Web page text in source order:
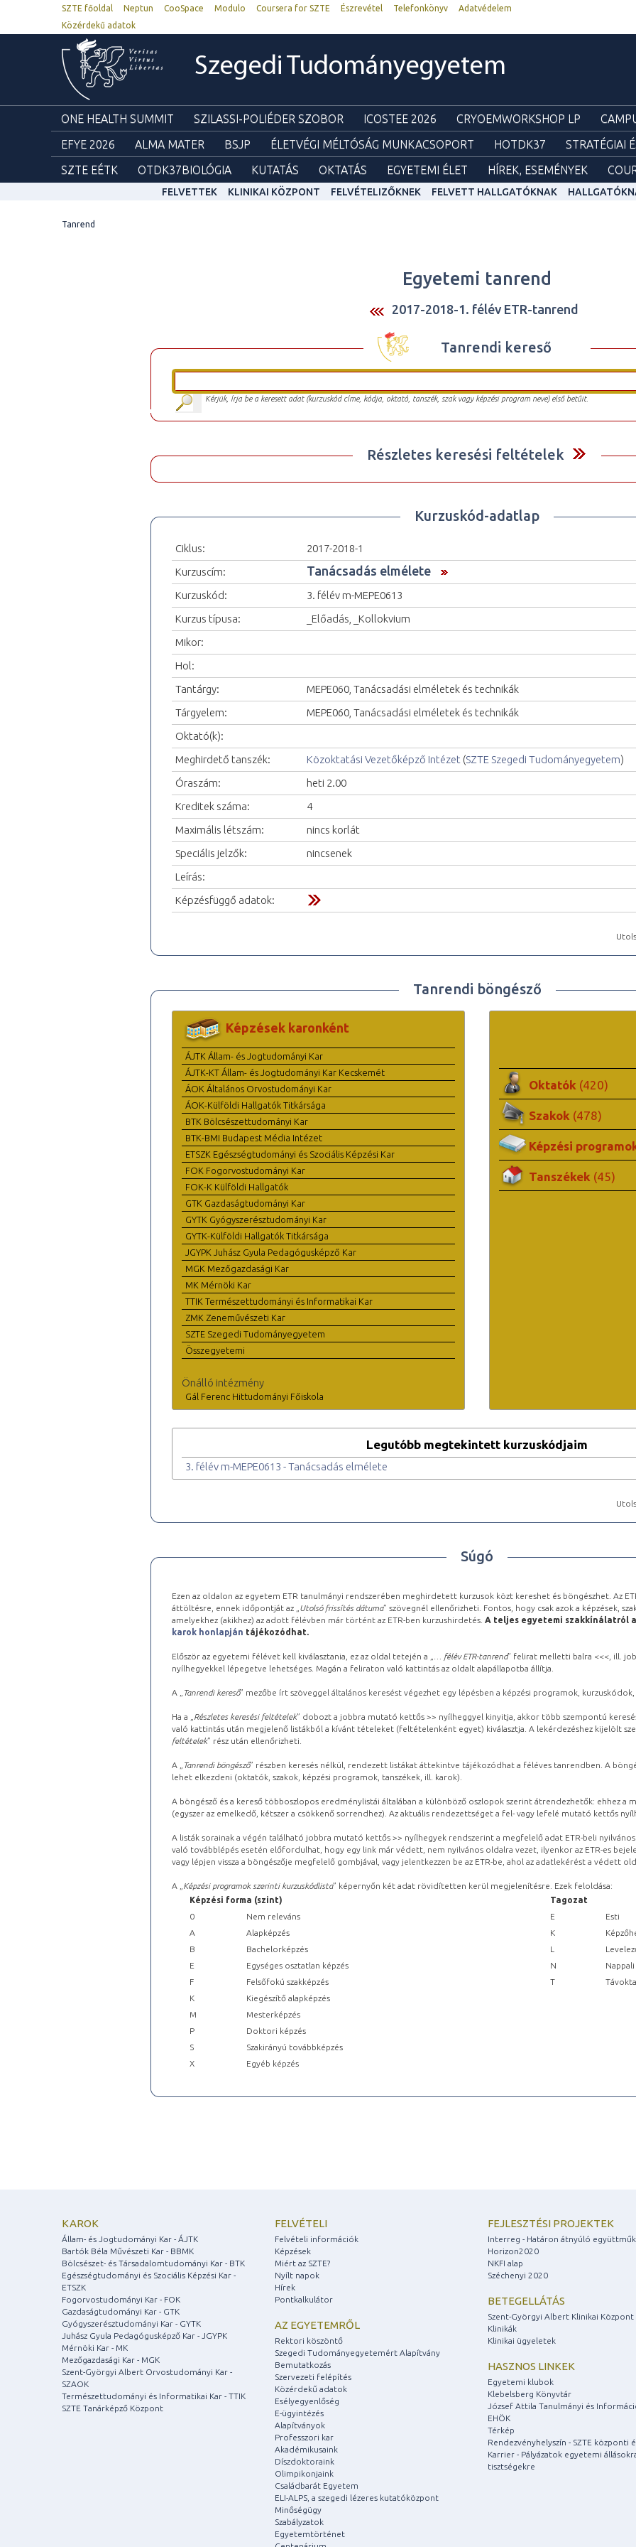
SZTE főoldal Neptun CooSpace Modulo Coursera for SZTE Észrevétel Telefonkönyv
Adatvédelem
Közérdekű adatok
Szegedi Tudományegyetem
ONE HEALTH SUMMIT SZILASSI-POLIÉDER SZOBOR ICOSTEE 2026 CRYOEMWORKSHOP LP
EFYE 2026
ALMA MATER BSJP ÉLETVÉGI MÉLTÓSÁG MUNKACSOPORT HOTDK37 STRATÉGIAI
SZTE EÉTK
OTDK37BIOLÓGIA KUTATÁS OKTATÁS EGYETEMI ÉLET HÍREK, ESEMÉNYEK
FELVETTEK KLINIKAI KÖZPONT FELVÉTELIZŐKNEK FELVETT HALLGATÓKNAK
Tanrend
Egyetemi tanrend
2017-2018-1. félév ETR-tanrend
Tanrendi kereső
Kérjük, írja be a keresett adat (kurzuskód címe, kódja, oktató, tanszék, szak vagy képzési program neve) első betűit.
Részletes keresési feltételek
Kurzuskód-adatlap
Ciklus:
2017-2018-1
Kurzuscím:
Tanácsadás elmélete
Kurzuskód:
3. félév m-MEPE0613
Kurzus típusa:
_Előadás, _Kollokvium
Mikor:
Hol:
Tantárgy:
MEPE060, Tanácsadási elméletek és technikák
Tárgyelem:
MEPE060, Tanácsadási elméletek és technikák
Oktató(k):
Meghirdető tanszék:
Közoktatási Vezetőképző Intézet (SZTE Szegedi Tudományegyetem)
Óraszám:
heti 2.00
Kreditek száma:
4
Maximális létszám:
nincs korlát
Speciális jelzők:
nincsenek
Leírás:
Képzésfüggő adatok:
Tanrendi böngésző
Képzések karonként
ÁJTK Állam- és Jogtudományi Kar
ÁJTK-KT Állam- és Jogtudományi Kar Kecskemét
ÁOK Általános Orvostudományi Kar
ÁOK-Külföldi Hallgatók Titkársága
BTK Bölcsészettudományi Kar
BTK-BMI Budapest Média Intézet
ETSZK Egészségtudományi és Szociális Képzési Kar
FOK Fogorvostudományi Kar
FOK-K Külföldi Hallgatók
GTK Gazdaságtudományi Kar
GYTK Gyógyszerésztudományi Kar
GYTK-Külföldi Hallgatók Titkársága
JGYPK Juhász Gyula Pedagógusképző Kar
MGK Mezőgazdasági Kar
MK Mérnöki Kar
TTIK Természettudományi és Informatikai Kar
ZMK Zeneművészeti Kar
SZTE Szegedi Tudományegyetem
Összegyetemi
Önálló intézmény
Gál Ferenc Hittudományi Főiskola
Oktatók (420)
Szakok (478)
Képzési
Tanszékek (45)
Legutóbb megtekintett kurzuskódjaim
3. félév m-MEPE0613 - Tanácsadás elmélete
Súgó
Ezen az oldalon az egyetem ETR tanulmányi rendszerében meghirdetett kurzusok közt kereshet és böngészhet. Az
áttöltésre, ennek időpontját az „ Utolsó frissítés dátuma” szövegnél ellenőrizheti. Fontos, hogy csak azok a képzések,
amelyekhez (akikhez) az adott félévben már történt az ETR-ben kurzushirdetés. A teljes egyetemi szakkínálatról a
karok honlapján tájékozódhat.
Először az egyetemi félévet kell kiválasztania, ez az oldal tetején a „ … félév ETR-tanrend” felirat melletti balra <<<, ill.
nyílhegyekkel lépegetve lehetséges. Magán a feliraton való kattintás az oldalt alapállapotba állítja.
A „ Tanrendi kereső” mezőbe írt szöveggel általános keresést végezhet egy lépésben a képzési programok,
Ha a „ Részletes keresési feltételek” dobozt a jobbra mutató kettős >> nyílheggyel kinyitja, akkor több szempontú
való kattintás után megjelenő listákból a kívánt tételeket (feltételenként egyet) kiválasztja. A lekérdezéshez kijelölt
feltételek” rész után ellenőrizheti.
A „ Tanrendi böngésző” részben keresés nélkül, rendezett listákat áttekintve tájékozódhat a féléves tanrendben. A
lehet elkezdeni (oktatók, szakok, képzési programok, tanszékek, ill. karok).
A böngésző és a kereső többoszlopos eredménylistái általában a különböző oszlopok szerint átrendezhetők: ehhez a
(egyszer az emelkedő, kétszer a csökkenő sorrendhez). Az aktuális rendezettséget a fel- vagy lefelé mutató kettős
A listák sorainak a végén található jobbra mutató kettős >> nyílhegyek rendszerint a megfelelő adat ETR-beli
való továbblépés esetén előfordulhat, hogy egy link már védett, nem nyilvános oldalra vezet, ilyenkor az ETR-es
vagy lépjen vissza a böngészője megfelelő gombjával, vagy jelentkezzen be az ETR-be, ahol az adatlekérést a védett
A „ Képzési programok szerinti kurzuskódlista” képernyőn két adat rövidítetten kerül megjelenítésre. Ezek feloldása:
Képzési forma (szint)
Tagozat
0
Nem releváns E
Esti
A
Alapképzés K
B
Bachelorképzés L
E
Egységes osztatlan képzés N
Nappali
F
Felsőfokú szakképzés T
K
Kiegészítő alapképzés
M
Mesterképzés
P
Doktori képzés
S
Szakirányú továbbképzés
X
Egyéb képzés
KAROK
Állam- és Jogtudományi Kar - ÁJTK
Bartók Béla Művészeti Kar - BBMK
Bölcsészet- és Társadalomtudományi Kar - BTK
Egészségtudományi és Szociális Képzési Kar -
ETSZK
Fogorvostudományi Kar - FOK
Gazdaságtudományi Kar - GTK
Gyógyszerésztudományi Kar - GYTK
Juhász Gyula Pedagógusképző Kar - JGYPK
Mérnöki Kar - MK
Mezőgazdasági Kar - MGK
Szent-Györgyi Albert Orvostudományi Kar -
SZAOK
Természettudományi és Informatikai Kar - TTIK
SZTE Tanárképző Központ
FELVÉTELI
Felvételi információk
Képzések
Miért az SZTE?
Nyílt napok
Hírek
Pontkalkulátor
AZ EGYETEMRŐL
Rektori köszöntő
Szegedi Tudományegyetemért Alapítvány
Bemutatkozás
Szervezeti felépítés
Közérdekű adatok
Esélyegyenlőség
E-ügyintézés
Alapítványok
Professzori kar
Akadémikusaink
Díszdoktoraink
Olimpikonjaink
Családbarát Egyetem
ELI-ALPS, a szegedi lézeres kutatóközpont
Minőségügy
Szabályzatok
Egyetemtörténet
FEJLESZTÉSI PROJEKTEK
Interreg - Határon átnyúló
Horizon2020
NKFI alap
Széchenyi 2020
BETEGELLÁTÁS
Szent-Györgyi Albert Klinikai Központ
Klinikák
Klinikai ügyeletek
HASZNOS LINKEK
Egyetemi klubok
Klebelsberg Könyvtár
József Attila Tanulmányi és
EHÖK
Térkép
Rendezvényhelyszín - SZTE központi
Karrier - Pályázatok egyetemi
tisztségekre